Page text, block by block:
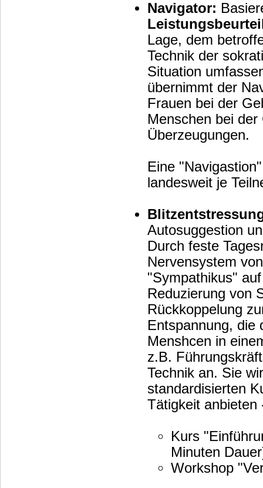
Navigator:
Lage, dem betroffenen
Technik der
Situation
übernimmt der
Frauen bei der
Menschen bei
Überzeugungen.
Eine
landesweit je
Autosuggestion
Durch feste
Nervensystem von dem ausführenden Menschen gezielt von
"Sympathikus"
Reduzierung von
Rückkoppelung zum Hypothalamus erfährt der Mensch
Entspannung, die
Menshcen in
z.B. Führungskräfte, Piloten, Profi-Sportler und Ärzte wenden diese
Technik an. Sie
standardisierten
Tätigkeit
Kurs
Minuten
Workshop